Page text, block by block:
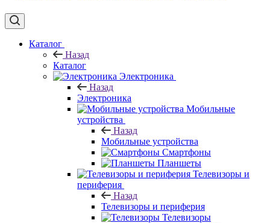
Каталог
Назад
Каталог
Электроника
Назад
Электроника
Мобильные
устройства
Назад
Мобильные устройства
Смартфоны
Планшеты
Телевизоры и
периферия
Назад
Телевизоры и периферия
Телевизоры